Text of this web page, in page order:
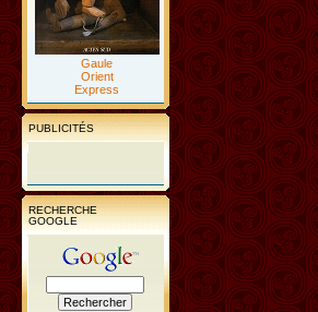
Gaule
Orient
Express
PUBLICITÉS
RECHERCHE
GOOGLE